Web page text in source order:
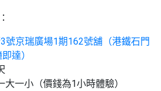
號京瑞廣場1期162號舖（港鐵石門
達）
一小（價錢為1小時體驗）